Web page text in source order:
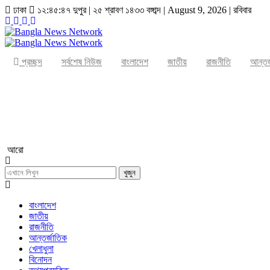
ঢাকা ১২:৪৫:৪৭ দুপুর| ২৫ শ্রাবণ ১৪৩৩ বঙ্গাব্দ | August 9, 2026 | রবিবার
প্রচ্ছদ সর্বশেষ নিউজ বাংলাদেশ জাতীয় রাজনীতি
আরো
খুজুন
বাংলাদেশ
জাতীয়
রাজনীতি
আন্তর্জাতিক
খেলাধুলা
বিনোদন